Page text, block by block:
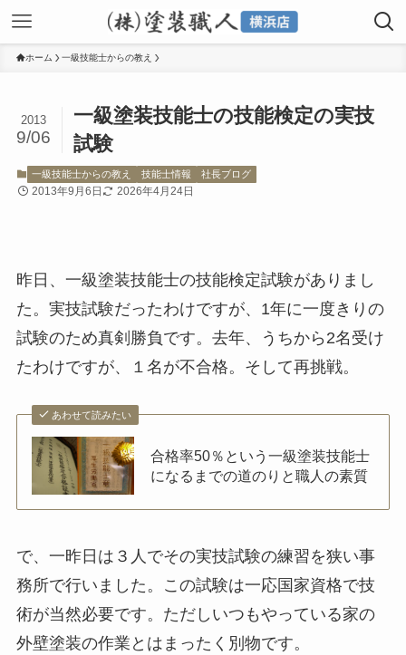
ホーム 一級技能士からの教え
一級塗装技能士の技能検定の実技
試験
2013
9/06
一級技能士からの教え 技能士情報 社長ブログ
2013年9月6日 2026年4月24日
昨日、一級塗装技能士の技能検定試験がありまし
た。実技試験だったわけですが、1年に一度きりの
試験のため真剣勝負です。去年、うちから2名受け
たわけですが、１名が不合格。そして再挑戦。
あわせて読みたい
合格率50％という一級塗装技能士
になるまでの道のりと職人の素質
で、一昨日は３人でその実技試験の練習を狭い事
務所で行いました。この試験は一応国家資格で技
術が当然必要です。ただしいつもやっている家の
外壁塗装の作業とはまったく別物です。